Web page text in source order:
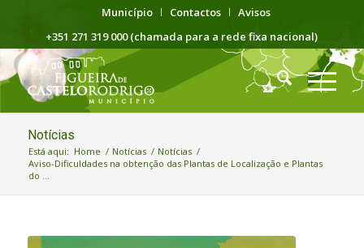
Município Contactos
Avisos
+351 271 319 000 (chamada para a rede fixa nacional)
Notícias
Está aqui: Home / Notícias / Notícias /
Aviso-Dificuldades na obtenção das Plantas de Localização e Plantas
do ...